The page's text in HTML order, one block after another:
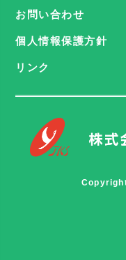
お問い合わせ
個人情報保護方針
リンク